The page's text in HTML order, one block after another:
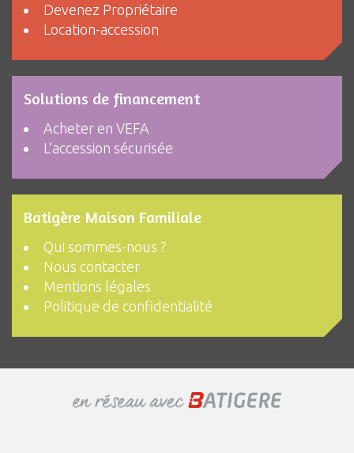
Devenez Propriétaire
Location-accession
Solutions de financement
Acheter en VEFA
L’accession sécurisée
Batigère Maison Familiale
Qui sommes-nous ?
Nous contacter
Mentions légales
Politique de confidentialité